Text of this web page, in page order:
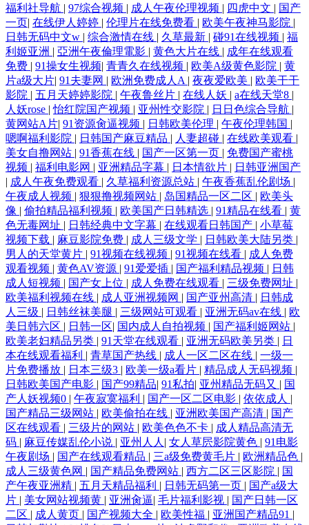
福利社导航 | 97综合视频 | 成人午夜伦理视频 | 四虎中文 | 国产
一页| 在线伊人婷婷 | 伦理片在线免费看 | 欧美午夜神马影院 |
日韩无码中文w | 综合激情在线 | 久草最新 | 碰91在线视频 | 福
利姬亚洲 | 亞洲午夜倫理電影 | 黄色大片在线 | 成年在线观看
免费 | 91操女生视频| 青青久在线视频 | 欧美A级黄色影院 | 黄
片a级大片| 91夫妻网 | 欧洲免费成人A | 夜夜爱欧美 | 欧美干干
影院 | 五月天婷婷影院 | 午夜鲁丝片 | 在线人妖 | a在线天堂8 |
人妖rose |怡红院国产视频 | 亚州性交影院 | 日日色综合导航 |
黄网站A片| 91资源肏逼视频 | 日韩欧美伦理 | 午夜伦理韩国 |
嗯啊福利影院 | 日韩国产麻豆精品 | 人妻超碰 | 在线欧美观看 |
美女自撸网站 | 91香蕉在线 | 国产一区第一页 | 免费国产蜜桃
视频 | 福利电影网 | 亚洲精品字幕 | 日本情欲片 | 日韩亚洲国产
| 成人午夜免费观看 | 久草福利资源总站 | 午夜香蕉乱伦剧场 |
午夜成人视频 | 狠狠撸视频网站 | 岛国精品一区二区 | 欧美头
像 | 偷拍精品福利视频 | 欧美国产日韩精选 | 91精品在线看 | 黄
色无毒网址 | 日韩经典中文字幕 | 在线观看日韩国产 | 小草莓
视频下载 | 麻豆影院免费 | 成人三级文学 | 日韩欧美大陆另类 |
男人的天堂黄片 | 91视频在线视频 | 91视频在线看 | 成人免费
观看视频 | 黄色AV资源 | 91爱爱插 | 国产福利精品视频 | 日韩
成人短视频 | 国产女上位 | 成人免费在线观看 | 三级免费网址 |
欧美福利视频在线 | 成人亚洲视频网 | 国产亚州高清 | 日韩成
人三级 | 日韩丝袜美腿 | 三级网站可观看 | 亚洲无码av在线 | 欧
美日韩六区 | 日韩一区| 国内成人自拍视频 | 国产福利姬网站 |
欧美老妇精品另类 | 91天堂在线观看 | 亚洲无码欧美另类 | 日
本在线观看福利 | 青草国产热线 | 成人一区二区在线 | 一级一
片免费播放 | 日本三级3 | 欧美一级a看片 | 精品成人无码视频 |
日韩欧美国产电影 | 国产99精品| 91私拍| 亚州精品无码又 | 国
产人妖视频0 | 午夜寂寞福利 | 国产一区二区电影 | 依依成人 |
国产精品三级网站 | 欧美偷拍在线 | 亚洲欧美国产高清 | 国产
区在线观看 | 三级片的网站 | 欧美色色不卡 | 成人精品高清无
码 | 麻豆传媒乱伦小说 | 亚州人人 | 女人草屄影院黄色 | 91电影
午夜剧场 | 国产在线观看精品 | 三a级免费黄毛片 | 欧洲精品色 |
成人三级黄色网 | 国产精品免费网站 | 西方二区三区影院 | 国
产午夜亚洲精 | 五月天精品福利 | 日韩无码第一页 | 国产a级大
片 | 美女网站视频黄 | 亚洲肏逼| 毛片福利影视 | 国产日韩一区
二区 | 成人黄页 | 国产视频大全 | 欧美性福 | 亚洲国产精品91 |